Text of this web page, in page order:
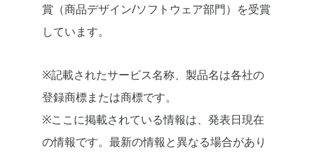
賞（商品デザイン/ソフトウェア部門）を受賞
しています。
※記載されたサービス名称、製品名は各社の
登録商標または商標です。
※ここに掲載されている情報は、発表日現在
の情報です。最新の情報と異なる場合があり